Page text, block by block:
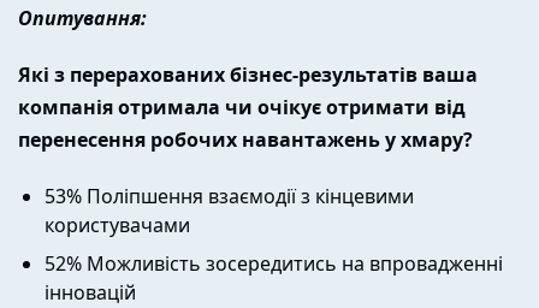
Опитування:
Які з перерахованих бізнес-результатів ваша
компанія отримала чи очікує отримати від
перенесення робочих навантажень у хмару?
53% Поліпшення взаємодії з кінцевими
користувачами
52% Можливість зосередитись на впровадженні
інновацій